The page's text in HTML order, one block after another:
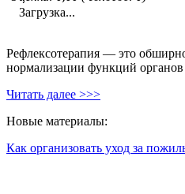
Загрузка...
Рефлексотерапия — это
нормализации функций
Читать далее >>>
Новые материалы:
Как организовать уход за